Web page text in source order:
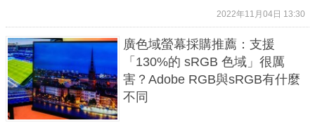
2022年11月04日 13:30
廣色域螢幕採購推薦：支援
「130%的 sRGB 色域」很厲
害？Adobe RGB與sRGB有什麼
不同